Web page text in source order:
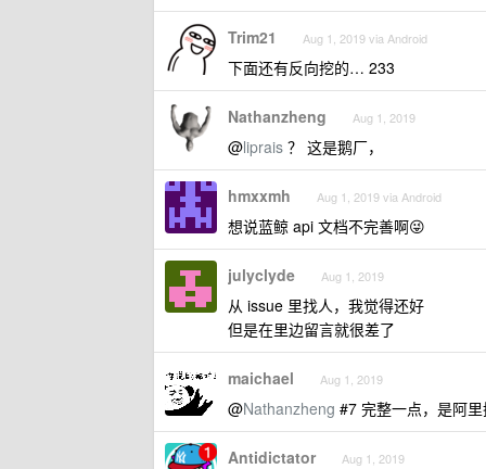
Trim21 Aug 1, 2019 via Android
下面还有反向挖的… 233
Nathanzheng Aug 1, 2019
@liprais ？ 这是鹅厂，
hmxxmh Aug 1, 2019 via Android
想说蓝鲸 api 文档不完善啊😜
julyclyde Aug 1, 2019
从 issue 里找人，我觉得还好
但是在里边留言就很差了
maichael Aug 1, 2019
@Nathanzheng #7 完整一点，是阿里
Antidictator Aug 1, 2019